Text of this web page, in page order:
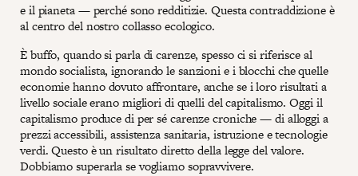
e il pianeta — perché sono redditizie. Questa contraddizione è
al centro del nostro collasso ecologico.
È buffo, quando si parla di carenze, spesso ci si riferisce al
mondo socialista, ignorando le sanzioni e i blocchi che quelle
economie hanno dovuto affrontare, anche se i loro risultati a
livello sociale erano migliori di quelli del capitalismo. Oggi il
capitalismo produce di per sé carenze croniche — di alloggi a
prezzi accessibili, assistenza sanitaria, istruzione e tecnologie
verdi. Questo è un risultato diretto della legge del valore.
Dobbiamo superarla se vogliamo sopravvivere.